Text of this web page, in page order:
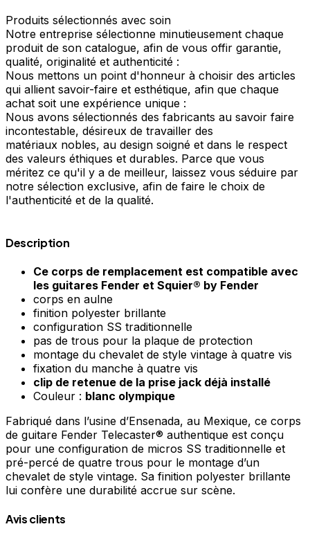
Produits sélectionnés avec soin
Notre entreprise sélectionne minutieusement chaque
produit de son catalogue, afin de vous offir garantie,
qualité, originalité et authenticité :
Nous mettons un point d'honneur à choisir des articles
qui allient savoir-faire et esthétique, afin que chaque
achat soit une expérience unique :
Nous avons sélectionnés des fabricants au savoir faire
incontestable, désireux de travailler des
matériaux nobles, au design soigné et dans le respect
des valeurs éthiques et durables. Parce que vous
méritez ce qu'il y a de meilleur, laissez vous séduire par
notre sélection exclusive, afin de faire le choix de
l'authenticité et de la qualité.
Description
Ce corps de remplacement est compatible avec
les guitares Fender et Squier® by Fender
corps en aulne
finition polyester brillante
configuration SS traditionnelle
pas de trous pour la plaque de protection
montage du chevalet de style vintage à quatre vis
fixation du manche à quatre vis
clip de retenue de la prise jack déjà installé
Couleur : blanc olympique
Fabriqué dans l’usine d’Ensenada, au Mexique, ce corps
de guitare Fender Telecaster® authentique est conçu
pour une configuration de micros SS traditionnelle et
pré-percé de quatre trous pour le montage d’un
chevalet de style vintage. Sa finition polyester brillante
lui confère une durabilité accrue sur scène.
Avis clients